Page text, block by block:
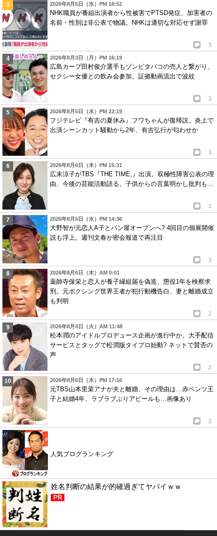
2026年8月5日（水）PM 18:52
NHK職員が番組出演者から性被害でPTSD発症、加害者の
名前・性別は非公表で物議。NHKは適切な対応せず謝罪
3
2026年8月3日（月）PM 16:19
広島カープ田村俊介選手もゾンビタバコの売人と繋がり、
セクシー女優との飲み会参加。証拠動画流出で波紋
3
2026年8月5日（水）PM 22:19
フジテレビ『有吉の夏休み』フワちゃんが復帰説。炎上で
出演シーンカット騒動から2年、有吉弘行が匂わせか
3
2026年8月6日（木）PM 15:31
広末涼子がTBS『THE TIME,』出演。双極性障害公表の理
由、今後の芸能活動語る。子供からの言葉明かし批判も…
3
2026年8月5日（水）PM 14:36
大野智が元恋人A子とパン屋オープンへ? 4回目の個展開催
説も浮上。週刊文春が密会報道で再注目
3
2026年8月6日（木）AM 0:01
薬師寺保栄と恋人が養子縁組届を偽造、懲役1年を検察求
刑。元ボクシング世界王者が犯行動機告白、妻と離婚成立
も判明
2
2026年8月4日（火）AM 11:48
松本潤のアイドルプロデュース企画が進行中か。大手配信
サービスとタッグで松潤版タイプロ始動? ネットで賛否の
声
2
2026年8月6日（木）PM 17:16
元TBS山本里菜アナが夫と離婚、その理由は…赤ベンツ王
子と結婚4年、ラブラブぶりアピールも…画像あり
2
人気ブログランキング
姓名判断の結果が的確過ぎてヤバイｗｗ
PR